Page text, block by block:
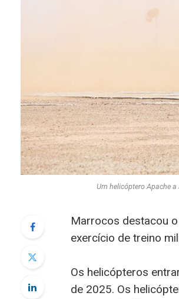
Um helicóptero Apache a
Marrocos destacou
exercício de treino
Os helicópteros
de 2025. Os